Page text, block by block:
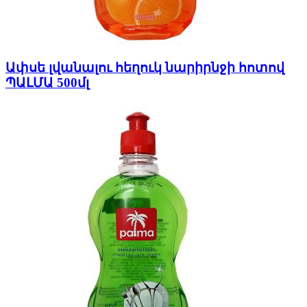
Ափսե լվանալու հեղուկ նարիրնջի հոտով
ՊԱԼՄԱ 500մլ